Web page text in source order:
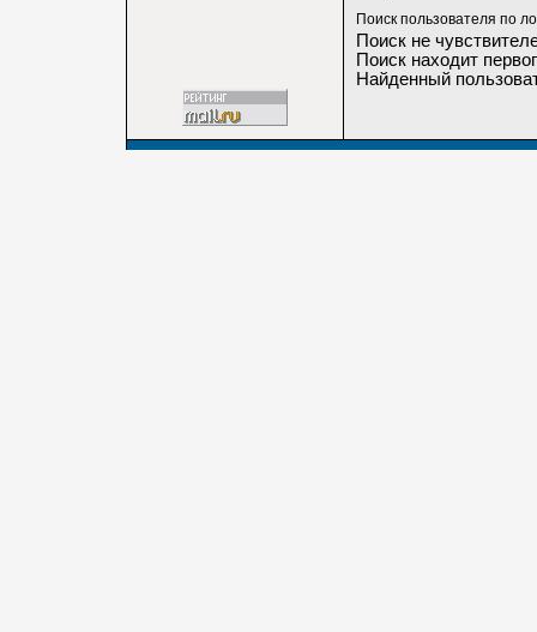
Поиск пользователя по
Поиск не
Поиск находит
Найденный